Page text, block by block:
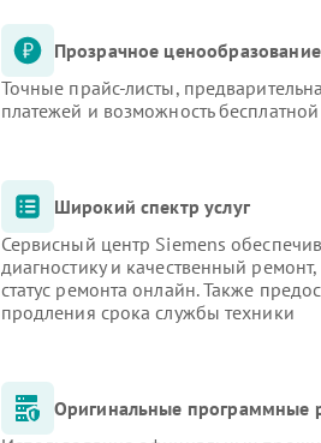
Прозрачное
Точные прайс-листы,
платежей и возможность
Широкий спектр услуг
Сервисный центр Siemens
диагностику и качественный
статус ремонта онлайн. Также
продления срока службы техники
Оригинальные программные